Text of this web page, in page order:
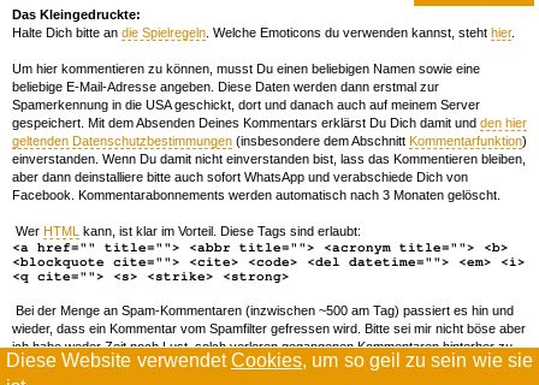
Diese Website verwendetCookies, um so geil zu sein wie sie
Das Kleingedruckte:
Halte Dich bitte an die Spielregeln . Welche Emoticons du verwenden kannst, steht hier.
Um hier kommentieren zu können, musst Du einen beliebigen Namen sowie eine
beliebige E-Mail-Adresse angeben. Diese Daten werden dann erstmal zur
Spamerkennung in die USA geschickt, dort und danach auch auf meinem Server
gespeichert. Mit dem Absenden Deines Kommentars erklärst Du Dich damit und den hier
geltenden Datenschutzbestimmungen (insbesondere dem Abschnitt Kommentarfunktion)
einverstanden. Wenn Du damit nicht einverstanden bist, lass das Kommentieren bleiben,
aber dann deinstalliere bitte auch sofort WhatsApp und verabschiede Dich von
Facebook. Kommentarabonnements werden automatisch nach 3 Monaten gelöscht.
Wer HTML kann, ist klar im Vorteil. Diese Tags sind erlaubt:
<a href="" title=""> <abbr title=""> <acronym title=""> <b>
<blockquote cite=""> <cite> <code> <del datetime=""> <em> <i>
<q cite=""> <s> <strike> <strong>
Bei der Menge an Spam-Kommentaren (inzwischen ~500 am Tag) passiert es hin und
wieder, dass ein Kommentar vom Spamfilter gefressen wird. Bitte sei mir nicht böse aber
ich habe weder Zeit noch Lust, solch verloren gegangenen Kommentaren hinterher zu
forschen. Wenn das öfters passiert, schreib' mir 'ne Mail damit ich dich whitelisten kann.